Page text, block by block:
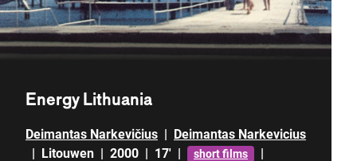
Energy Lithuania
Deimantas Narkevičius | Deimantas Narkevicius
| Litouwen | 2000 | 17' | short films
|